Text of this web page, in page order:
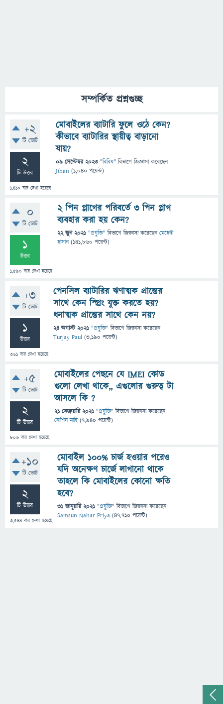
সম্পর্কিত প্রশ্নগুচ্ছ
+2
টি ভোট
2
টি উত্তর
1,410 বার দেখা হয়েছে
মোবাইলের ব্যাটারি ফুলে ওঠে কেন?
কীভাবে ব্যাটারির স্থায়ীত্ব বাড়ানো
যায়?
09 সেপ্টেম্বর 2023 "বিবিধ" বিভাগে জিজ্ঞাসাকরেছেন
Jihan (1,040 পয়েন্ট)
0
টি ভোট
1
উত্তর
1,590 বার দেখা হয়েছে
২ পিন প্লাগের পরিবর্তে ৩ পিন প্লাগ
ব্যবহার করা হয় কেন?
22 জুন 2021 "প্রযুক্তি" বিভাগে জিজ্ঞাসাকরেছেনমেহেদী
হাসান (141,860 পয়েন্ট)
+3
টি ভোট
1
উত্তর
361 বার দেখা হয়েছে
পেনসিল ব্যাটারির ঋণাত্মক প্রান্তের
সাথে কেন স্প্রিং যুক্ত করতে হয়?
ধনাত্মক প্রান্তের সাথে কেন নয়?
24 অগাস্ট 2021 "প্রযুক্তি" বিভাগে জিজ্ঞাসাকরেছেন
Turjay Paul (3,190 পয়েন্ট)
+5
টি ভোট
2
টি উত্তর
806 বার দেখা হয়েছে
মোবাইলের পেছনে যে IMEI কোড
গুলো লেখা থাকে,, এগুলোর গুরুত্ব টা
আসলে কি ?
21 ফেব্রুয়ারি 2021 "প্রযুক্তি" বিভাগে জিজ্ঞাসাকরেছেন
নোশিন মাহি (7,940 পয়েন্ট)
+10
টি ভোট
2
টি উত্তর
3,544 বার দেখা হয়েছে
মোবাইল ১০০% চার্জ হওয়ার পরেও
যদি অনেক্ষণ চার্জে লাগানো থাকে
তাহলে কি মোবাইলের কোনো ক্ষতি
হবে?
31 জানুয়ারি 2021 "প্রযুক্তি" বিভাগে জিজ্ঞাসাকরেছেন
Samsun Nahar Priya (47,710 পয়েন্ট)